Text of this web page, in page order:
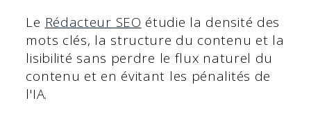
Le Rédacteur SEO étudie la densité des
mots clés, la structure du contenu et la
lisibilité sans perdre le flux naturel du
contenu et en évitant les pénalités de
l'IA.